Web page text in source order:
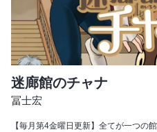
迷廊館のチャナ
冨士宏
【毎月第4金曜日更新】全てが一つの